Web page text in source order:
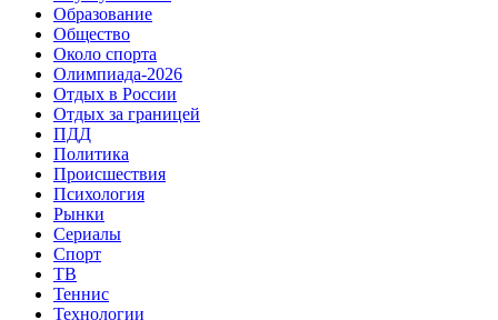
Образование
Общество
Около спорта
Олимпиада-2026
Отдых в России
Отдых за границей
ПДД
Политика
Происшествия
Психология
Рынки
Сериалы
Спорт
ТВ
Теннис
Технологии